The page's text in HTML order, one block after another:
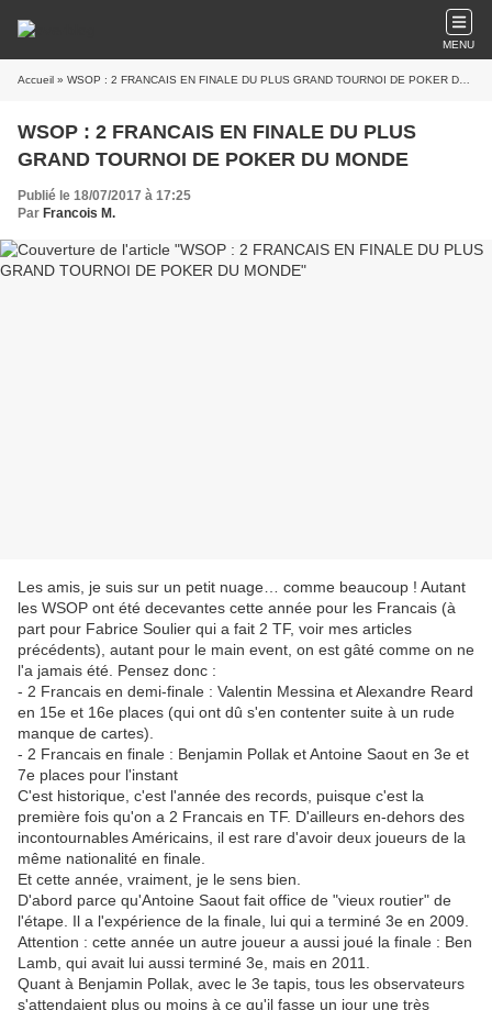
MENU
Accueil » WSOP : 2 FRANCAIS EN FINALE DU PLUS GRAND TOURNOI DE POKER DU MONDE
WSOP : 2 FRANCAIS EN FINALE DU PLUS
GRAND TOURNOI DE POKER DU MONDE
Publié le 18/07/2017 à 17:25
Par Francois M.
Les amis, je suis sur un petit nuage… comme beaucoup ! Autant
les WSOP ont été decevantes cette année pour les Francais (à
part pour Fabrice Soulier qui a fait 2 TF, voir mes articles
précédents), autant pour le main event, on est gâté comme on ne
l'a jamais été. Pensez donc :
- 2 Francais en demi-finale : Valentin Messina et Alexandre Reard
en 15e et 16e places (qui ont dû s'en contenter suite à un rude
manque de cartes).
- 2 Francais en finale : Benjamin Pollak et Antoine Saout en 3e et
7e places pour l'instant
C'est historique, c'est l'année des records, puisque c'est la
première fois qu'on a 2 Francais en TF. D'ailleurs en-dehors des
incontournables Américains, il est rare d'avoir deux joueurs de la
même nationalité en finale.
Et cette année, vraiment, je le sens bien.
D'abord parce qu'Antoine Saout fait office de "vieux routier" de
l'étape. Il a l'expérience de la finale, lui qui a terminé 3e en 2009.
Attention : cette année un autre joueur a aussi joué la finale : Ben
Lamb, qui avait lui aussi terminé 3e, mais en 2011.
Quant à Benjamin Pollak, avec le 3e tapis, tous les observateurs
s'attendaient plus ou moins à ce qu'il fasse un jour une très